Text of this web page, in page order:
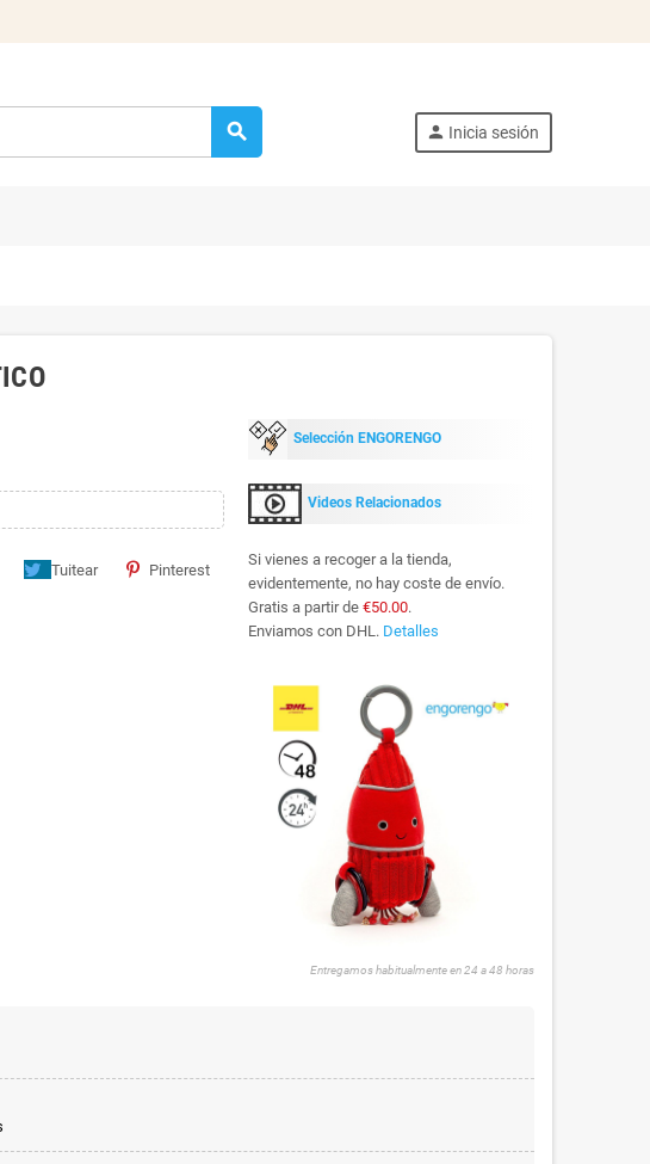
search person Inicia sesión
Tuitear Pinterest
Selección ENGORENGO
Videos Relacionados
Si vienes a recoger a la tienda,
evidentemente, no hay coste de envío.
Gratis a partir de €50.00.
Enviamos con DHL. Detalles
Entregamos habitualmente en 24 a 48 horas